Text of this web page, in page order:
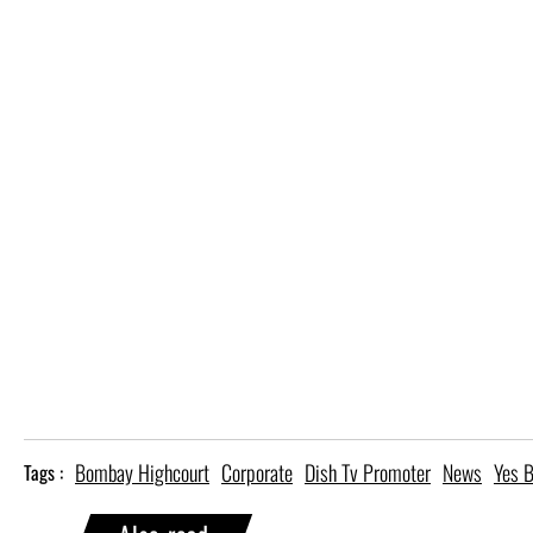
Tags : Bombay Highcourt Corporate Dish Tv Promoter News Yes